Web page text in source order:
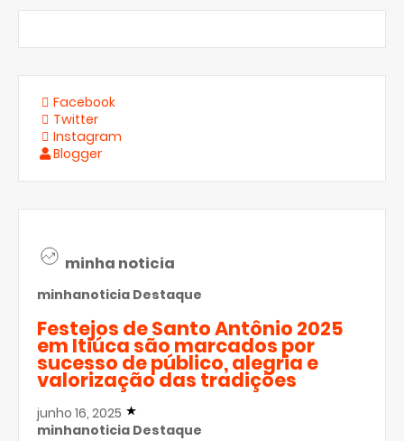
Facebook
Twitter
Instagram
Blogger
minha noticia
minhanoticia Destaque
Festejos de Santo Antônio 2025
em Itiúca são marcados por
sucesso de público, alegria e
valorização das tradições
junho 16, 2025
minhanoticia Destaque